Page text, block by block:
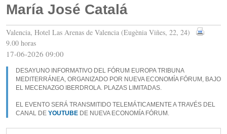
María José Catalá
Valencia, Hotel Las Arenas de Valencia (Eugènia Viñes, 22, 24)
9.00 horas
17-06-2026 09:00
DESAYUNO INFORMATIVO DEL FÓRUM EUROPA TRIBUNA
MEDITERRÁNEA, ORGANIZADO POR NUEVA ECONOMÍA FÓRUM, BAJO
EL MECENAZGO IBERDROLA. PLAZAS LIMITADAS.
EL EVENTO SERÁ TRANSMITIDO TELEMÁTICAMENTE A TRAVÉS DEL
CANAL DE YOUTUBE DE NUEVA ECONOMÍA FÓRUM.